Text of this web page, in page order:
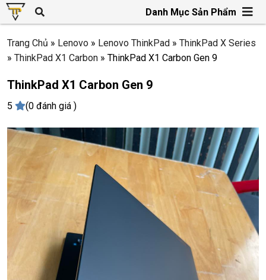
Danh Mục Sản Phẩm
Trang Chủ » Lenovo » Lenovo ThinkPad » ThinkPad X Series
» ThinkPad X1 Carbon » ThinkPad X1 Carbon Gen 9
ThinkPad X1 Carbon Gen 9
5 (0 đánh giá )